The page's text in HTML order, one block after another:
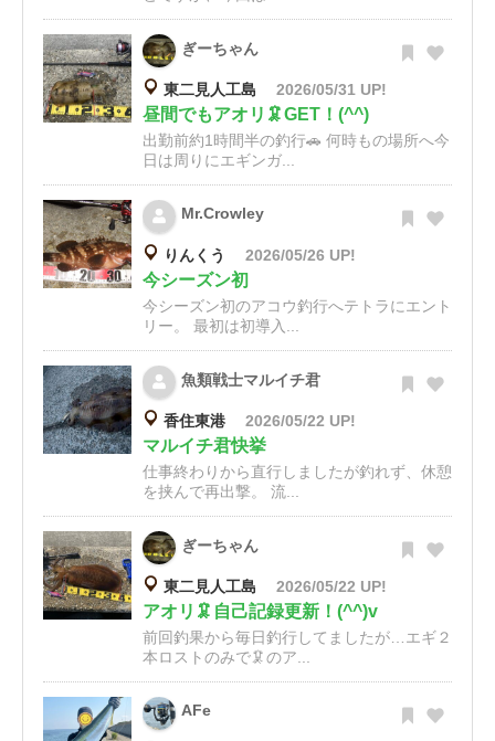
ぎーちゃん
東二見人工島 2026/05/31 UP!
昼間でもアオリ🦑GET！(^^)
出勤前約1時間半の釣行🚗 何時もの場所へ今
日は周りにエギンガ...
Mr.Crowley
りんくう 2026/05/26 UP!
今シーズン初
今シーズン初のアコウ釣行へテトラにエント
リー。 最初は初導入...
魚類戦士マルイチ君
香住東港 2026/05/22 UP!
マルイチ君快挙
仕事終わりから直行しましたが釣れず、休憩
を挟んで再出撃。 流...
ぎーちゃん
東二見人工島 2026/05/22 UP!
アオリ🦑自己記録更新！(^^)v
前回釣果から毎日釣行してましたが…エギ２
本ロストのみで🦑のア...
AFe